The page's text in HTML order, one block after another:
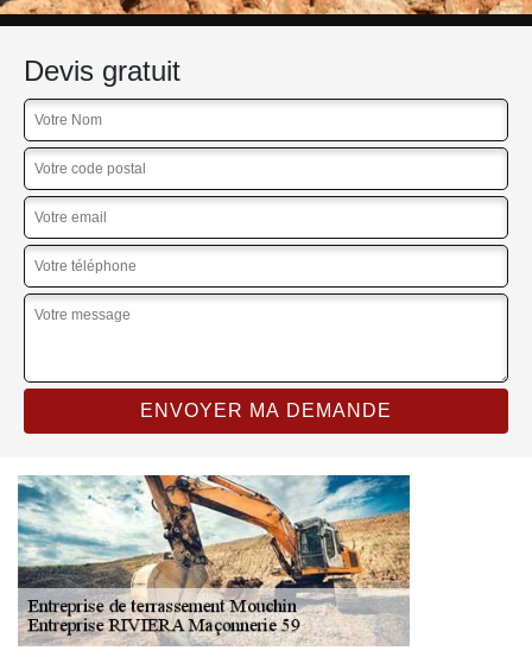
Devis gratuit